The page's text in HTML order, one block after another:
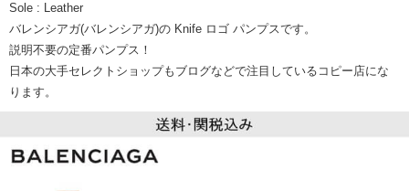
Sole : Leather
バレンシアガ(バレンシアガ)の Knife ロゴ パンプスです。
説明不要の定番パンプス！
日本の大手セレクトショップもブログなどで注目しているコピー店にな
ります。